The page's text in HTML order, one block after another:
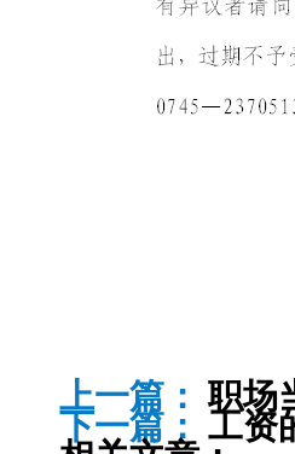
上一篇： 职场
下一篇： 工资